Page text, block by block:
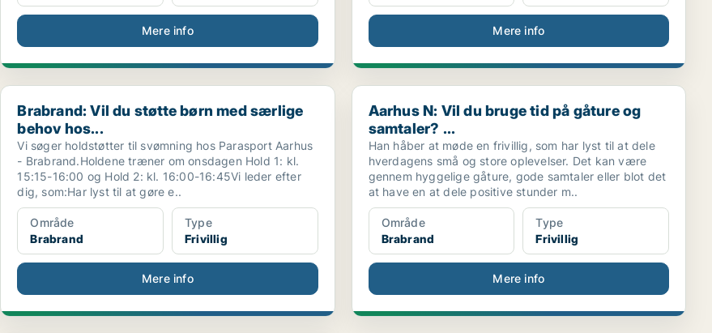
Mere info Mere info
Brabrand: Vil du støtte børn med særlige behov hos...
Brabrand: Vil du støtte børn med særlige
behov hos...
Vi søger holdstøtter til svømning hos Parasport Aarhus
- Brabrand.Holdene træner om onsdagen Hold 1: kl.
15:15-16:00 og Hold 2: kl. 16:00-16:45Vi leder efter
dig, som:Har lyst til at gøre e..
Område
Brabrand
Type
Frivillig
Mere info
Aarhus N: Vil du bruge tid på gåture og samtaler? ...
Aarhus N: Vil du bruge tid på gåture og
samtaler? ...
Han håber at møde en frivillig, som har lyst til at dele
hverdagens små og store oplevelser. Det kan være
gennem hyggelige gåture, gode samtaler eller blot det
at have en at dele positive stunder m..
Område
Brabrand
Type
Frivillig
Mere info